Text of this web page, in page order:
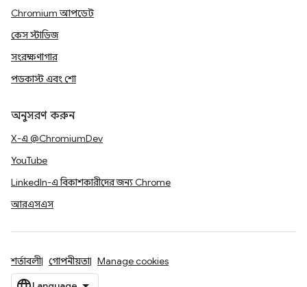
Chromium আপডেট
কেস স্টাডিজ
সংরক্ষণাগার
পডকাস্ট এবং শো
অনুসরণ করুন
X-এ @ChromiumDev
YouTube
LinkedIn-এ বিকাশকারীদের জন্য Chrome
আরএসএস
শর্তাবলী গোপনীয়তা Manage cookies